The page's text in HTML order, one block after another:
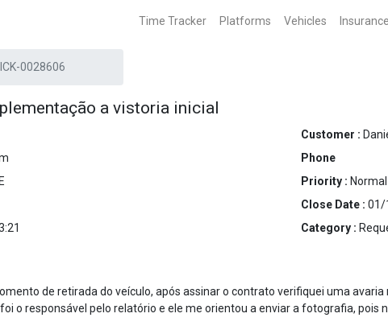
Time Tracker Platforms Vehicles Insurance
0028606
a vistoria inicial
Customer :
Phone
Priority : Normal
Close Date : 01/
Category :
de retirada do veículo, após assinar o contrato verifiquei uma
o responsável pelo relatório e ele me orientou a enviar a fotografia,